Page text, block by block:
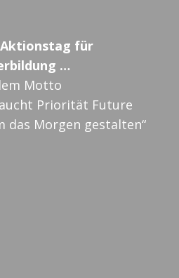
für
…
Motto
Priorität Future
das Morgen gestalten“